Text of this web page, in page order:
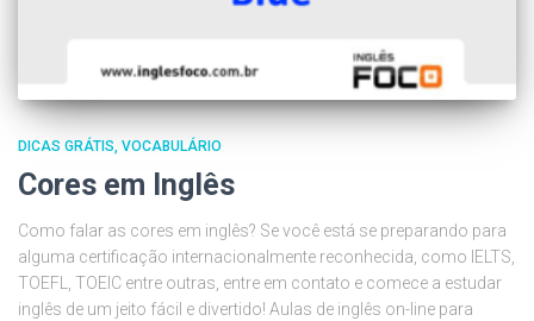
DICAS GRÁTIS VOCABULÁRIO
Cores em Inglês
Como falar as cores em inglês? Se você está se preparando para
alguma certificação internacionalmente reconhecida, como IELTS,
TOEFL, TOEIC entre outras, entre em contato e comece a estudar
inglês de um jeito fácil e divertido! Aulas de inglês on-line para